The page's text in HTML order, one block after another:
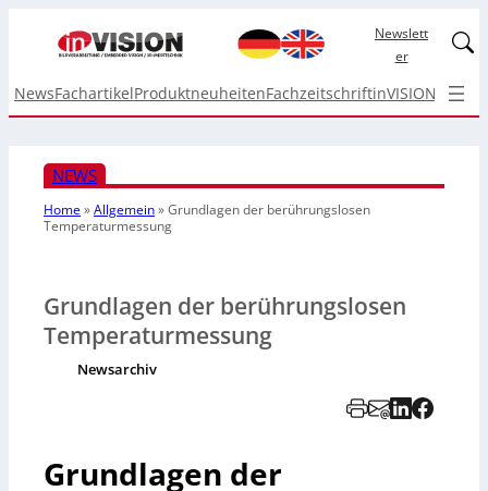
Newslett
er
NewsFachartikelProduktneuheitenFachzeitschriftinVISION Top
NEWS
Home»Allgemein»Grundlagen der berührungslosen
Temperaturmessung
Grundlagen der berührungslosen
Temperaturmessung
Newsarchiv
Grundlagen der